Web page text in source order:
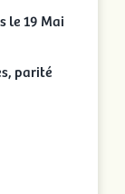
le 19 Mai
parité